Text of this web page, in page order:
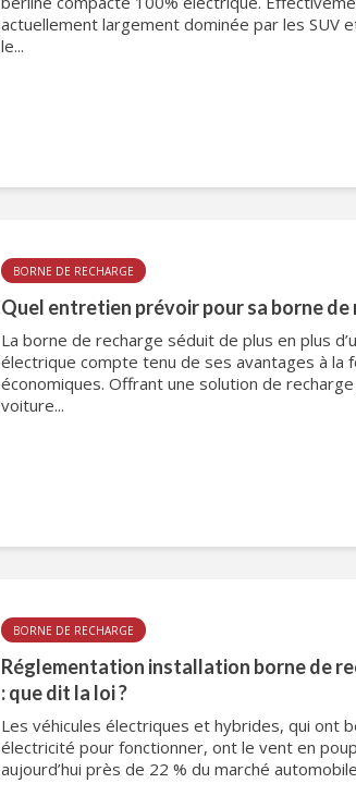
actuellement largement dominée par les SUV
le...
BORNE DE RECHARGE
Quel entretien prévoir pour sa borne de
La borne de recharge séduit de plus en plus
électrique compte tenu de ses avantages à la
économiques. Offrant une solution de
voiture...
BORNE DE RECHARGE
Réglementation installation borne de
: que dit la loi ?
Les véhicules électriques et hybrides, qui ont
électricité pour fonctionner, ont le vent en
aujourd’hui près de 22 % du marché